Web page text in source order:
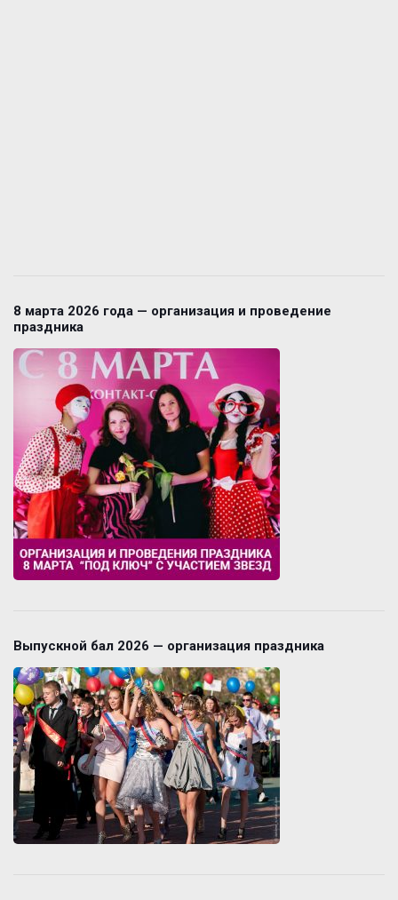
8 марта 2026 года — организация и проведение
праздника
Выпускной бал 2026 — организация праздника